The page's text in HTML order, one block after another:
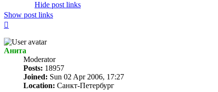
Hide post links
Show post links
Анита
Мoderator
Posts: 18957
Joined: Sun 02 Apr 2006, 17:27
Location: Санкт-Петербург